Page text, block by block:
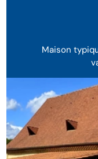
Maison